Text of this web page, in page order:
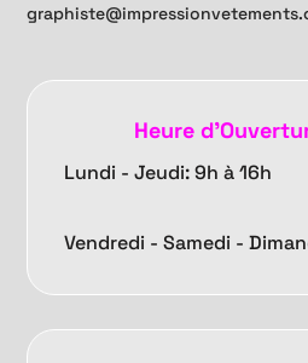
Heure
Lundi - Jeudi: 9h à 16h
Vendredi -Samedi -